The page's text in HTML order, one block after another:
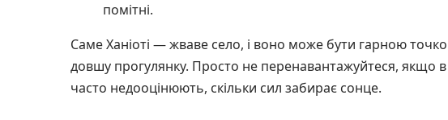
помітні.
Саме Ханіоті — жваве село, і воно може бути гарною
довшу прогулянку. Просто не перенавантажуйтеся, якщо
часто недооцінюють, скільки сил забирає сонце.